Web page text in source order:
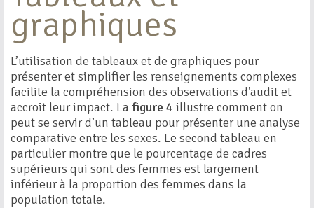
graphiques
L’utilisation de tableaux et de graphiques pour
présenter et simplifier les renseignements complexes
facilite la compréhension des observations d'audit et
accroît leur impact. La figure 4 illustre comment on
peut se servir d’un tableau pour présenter une analyse
comparative entre les sexes. Le second tableau en
particulier montre que le pourcentage de cadres
supérieurs qui sont des femmes est largement
inférieur à la proportion des femmes dans la
population totale.